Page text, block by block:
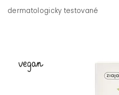
dermatologicky testované